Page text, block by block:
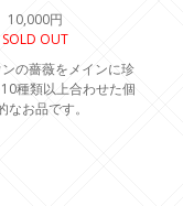
10,000円
SOLD OUT
の薔薇をメインに珍
種類以上合わせた個
なお品です。